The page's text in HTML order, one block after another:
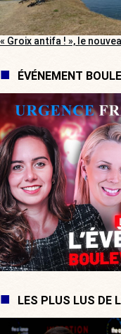
« Groix antifa ! », le
ÉVÉNEMENT
LES PLUS LUS DE